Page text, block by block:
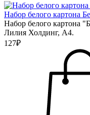
Набор белого картона
Набор белого картона
Лилия Холдинг, А4.
127₽